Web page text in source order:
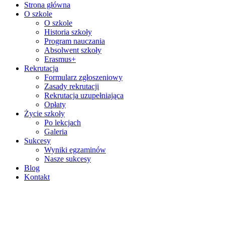
Strona główna
O szkole
O szkole
Historia szkoły
Program nauczania
Absolwent szkoły
Erasmus+
Rekrutacja
Formularz zgłoszeniowy
Zasady rekrutacji
Rekrutacja uzupełniająca
Opłaty
Życie szkoły
Po lekcjach
Galeria
Sukcesy
Wyniki egzaminów
Nasze sukcesy
Blog
Kontakt